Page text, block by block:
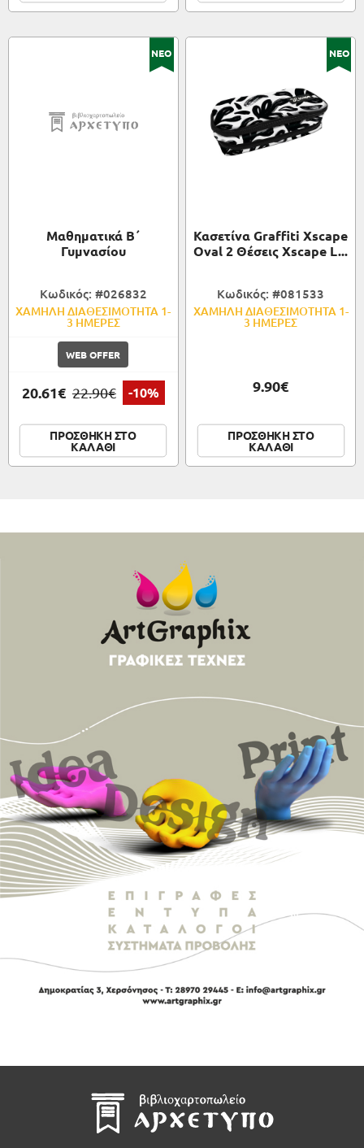
ΝΕΟ
Μαθηματικά Β΄
Γυμνασίου
Κωδικός: #026832
ΧΑΜΗΛΗ ΔΙΑΘΕΣΙΜΟΤΗΤΑ 1-
3 ΗΜΕΡΕΣ
WEB OFFER
20.61€ 22.90€ -10%
ΠΡΟΣΘΗΚΗ ΣΤΟ
ΚΑΛΑΘΙ
ΝΕΟ
Κασετίνα Graffiti Xscape
Oval 2 Θέσεις Xscape L...
Κωδικός: #081533
ΧΑΜΗΛΗ ΔΙΑΘΕΣΙΜΟΤΗΤΑ 1-
3 ΗΜΕΡΕΣ
9.90€
ΠΡΟΣΘΗΚΗ ΣΤΟ
ΚΑΛΑΘΙ